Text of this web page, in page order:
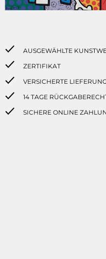
AUSGEWÄHLTE
ZERTIFIKAT
VERSICHERTE
14 TAGE
SICHERE ONLINE